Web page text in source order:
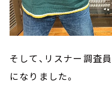
そして、リスナー調査
になりました。